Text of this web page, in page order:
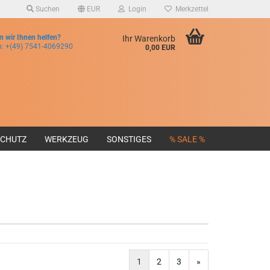
Suchen EUR Login Merkzettel
wir Ihnen helfen?
+(49) 7541-4069290
Ihr Warenkorb
0,00 EUR
WERKZEUG SONSTIGES % SALE %
1 2 3 »